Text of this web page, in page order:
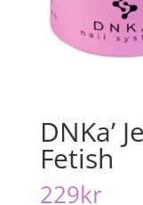
DNKa’
Fetish
229kr